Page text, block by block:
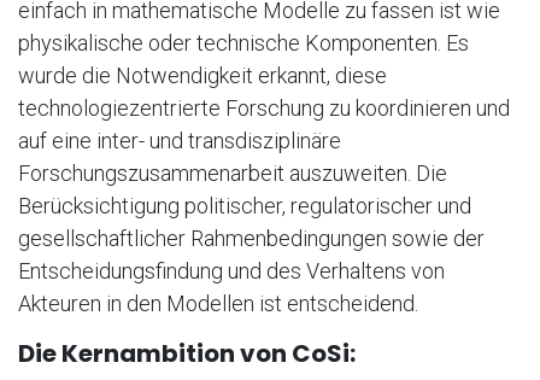
einfach in mathematische Modelle zu fassen ist wie
physikalische oder technische Komponenten. Es
wurde die Notwendigkeit erkannt, diese
technologiezentrierte Forschung zu koordinieren und
auf eine inter- und transdisziplinäre
Forschungszusammenarbeit auszuweiten. Die
Berücksichtigung politischer, regulatorischer und
gesellschaftlicher Rahmenbedingungen sowie der
Entscheidungsfindung und des Verhaltens von
Akteuren in den Modellen ist entscheidend.
Die Kernambition von CoSi: